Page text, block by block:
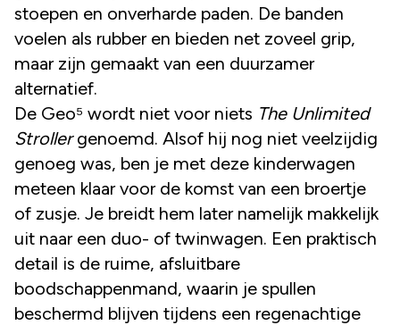
stoepen en onverharde paden. De banden
voelen als rubber en bieden net zoveel grip,
maar zijn gemaakt van een duurzamer
alternatief.
De Geo⁵ wordt niet voor niets The Unlimited
Strollergenoemd. Alsof hij nog niet veelzijdig
genoeg was, ben je met deze kinderwagen
meteen klaar voor de komst van een broertje
of zusje. Je breidt hem later namelijk makkelijk
uit naar een duo- of twinwagen. Een praktisch
detail is de ruime, afsluitbare
boodschappenmand, waarin je spullen
beschermd blijven tijdens een regenachtige